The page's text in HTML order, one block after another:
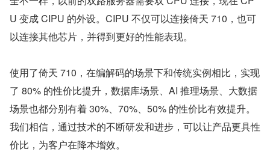
U 变成 CIPU 的外设。CIPU 不仅可以连接倚天 710，也可
以连接其他芯片，并得到更好的性能表现。
使用了倚天 710，在编解码的场景下和传统实例相比，实现
了 80% 的性价比提升，数据库场景、AI 推理场景、大数据
场景也都分别有着 30%、70%、50% 的性价比有效提升。
我们相信，通过技术的不断研发和进步，可以让产品更具性
价比，为客户在降本增效。